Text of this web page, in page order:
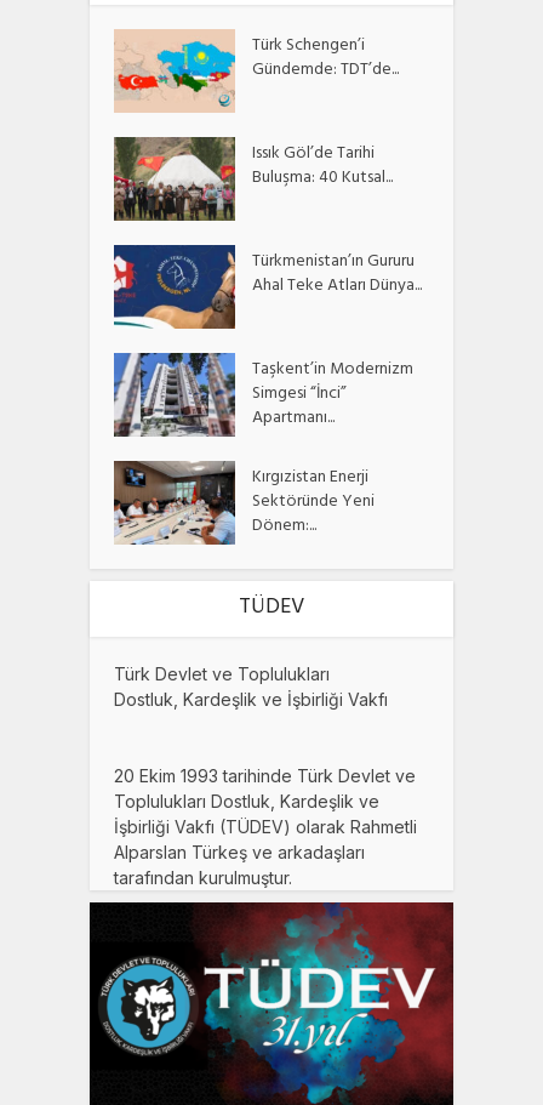
Türk Schengen’i
Gündemde: TDT’de...
Issık Göl’de Tarihi
Buluşma: 40 Kutsal...
Türkmenistan’ın Gururu
Ahal Teke Atları Dünya...
Taşkent’in Modernizm
Simgesi “İnci”
Apartmanı...
Kırgızistan Enerji
Sektöründe Yeni
Dönem:...
TÜDEV
Türk Devlet ve Toplulukları
Dostluk, Kardeşlik ve İşbirliği Vakfı
20 Ekim 1993 tarihinde Türk Devlet ve
Toplulukları Dostluk, Kardeşlik ve
İşbirliği Vakfı (TÜDEV) olarak Rahmetli
Alparslan Türkeş ve arkadaşları
tarafından kurulmuştur.